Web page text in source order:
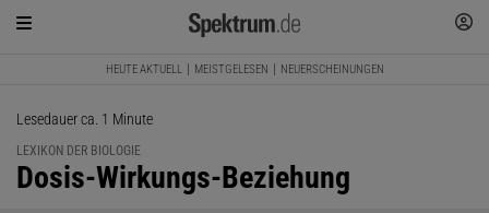
HEUTE AKTUELL MEISTGELESEN NEUERSCHEINUNGEN
Lesedauer ca. 1 Minute
LEXIKON DER BIOLOGIE
:
Dosis-Wirkungs-Beziehung